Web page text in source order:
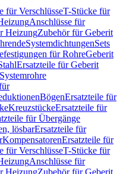
für VerschlüsseT-Stücke für
Anschlüsse für
HeizungZubehör für Geberit
SystemdichtungenSets
für RohreGeberit
Ersatzteile für Geberit
Systemrohre
BögenErsatzteile für
KreuzstückeErsatzteile für
für Übergänge
lösbarErsatzteile für
KompensatorenErsatzteile für
für VerschlüsseT-Stücke für
Anschlüsse für
HeizungZubehör für Geberit